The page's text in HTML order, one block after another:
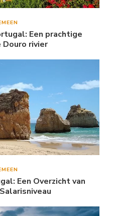
Een prachtige
Douro rivier
Een Overzicht van